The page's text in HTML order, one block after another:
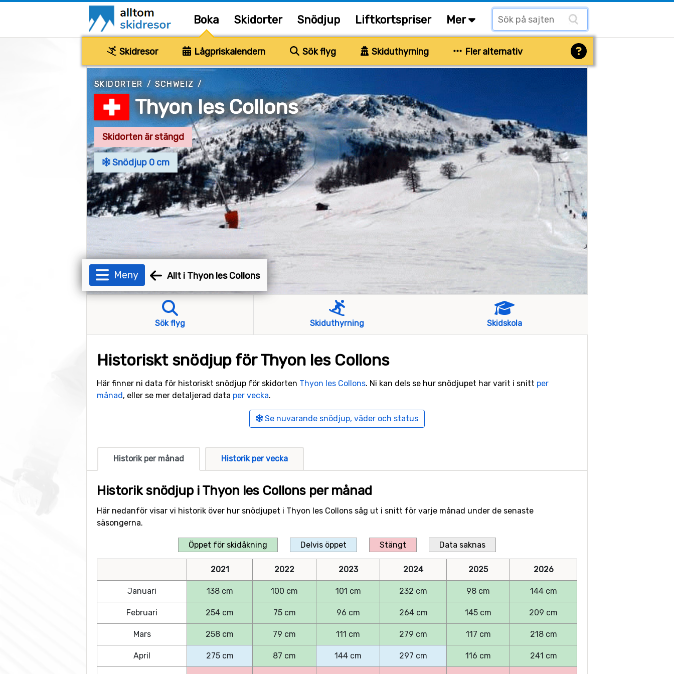
Boka Skidorter Snödjup Liftkortspriser Mer
Skidresor Lågpriskalendern Sök flyg Skiduthyrning Fler alternativ
SKIDORTER / SCHWEIZ /
Thyon les Collons
Skidorten är stängd
Snödjup 0 cm
Meny Allt i Thyon les Collons
Sök flyg Skiduthyrning Skidskola
Historiskt snödjup för Thyon les Collons
Här finner ni data för historiskt snödjup för skidorten Thyon les Collons. Ni kan dels se hur snödjupet har varit i snitt per
månad, eller se mer detaljerad data per vecka.
Se nuvarande snödjup, väder och status
Historik per månad Historik per vecka
Historik snödjup i Thyon les Collons per månad
Här nedanför visar vi historik över hur snödjupet i Thyon les Collons såg ut i snitt för varje månad under de senaste
säsongerna.
Öppet för skidåkning Delvis öppet Stängt Data saknas
2021 2022 2023 2024 2025 2026
Januari 138 cm 100 cm 101 cm 232 cm 98 cm 144 cm
Februari 254 cm 75 cm 96 cm 264 cm 145 cm 209 cm
Mars 258 cm 79 cm 111 cm 279 cm 117 cm 218 cm
April 275 cm 87 cm 144 cm 297 cm 116 cm 241 cm